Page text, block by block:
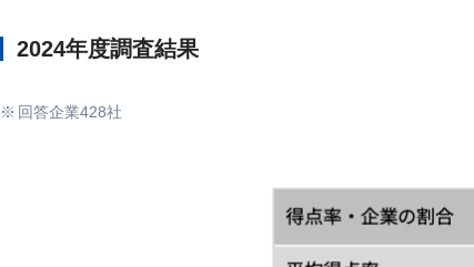
2024年度調査結果
回答企業428社